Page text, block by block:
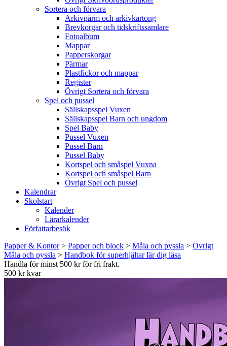
Sortera och förvara
Arkivpärm och arkivkartong
Brevkorgar och tidskriftssamlare
Fotoalbum
Mappar
Papperskorgar
Pärmar
Plastfickor och mappar
Register
Övrigt Sortera och förvara
Spel och pussel
Sällskapsspel Vuxen
Sällskapsspel Barn och ungdom
Spel Baby
Pussel Vuxen
Pussel Barn
Pussel Baby
Kortspel och småspel Vuxna
Kortspel och småspel Barn
Övrigt Spel och pussel
Kalendrar
Skolstart
Kalender
Lärarkalender
Författarbesök
Papper & Kontor> Papper och block > Måla och pyssla > Övrigt
Måla och pyssla > Handbok för superhjältar lär dig läsa
Handla för minst 500 kr för fri frakt.
500 kr kvar